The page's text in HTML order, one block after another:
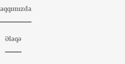
Əlaqə